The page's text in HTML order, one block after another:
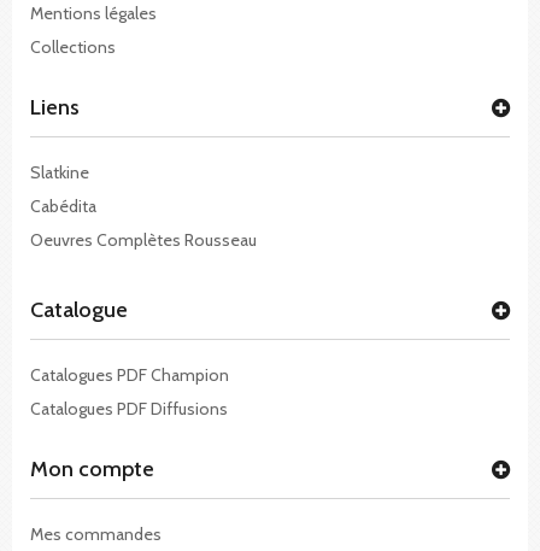
Mentions légales
Collections
Liens
Slatkine
Cabédita
Oeuvres Complètes Rousseau
Catalogue
Catalogues PDF Champion
Catalogues PDF Diffusions
Mon compte
Mes commandes